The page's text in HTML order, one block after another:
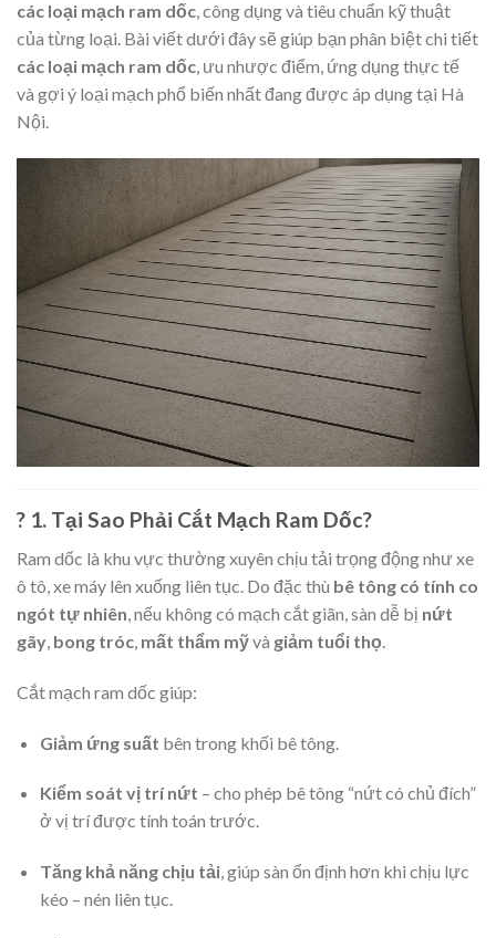
các loại mạch ram dốc, công dụng và tiêu chuẩn kỹ thuật
của từng loại. Bài viết dưới đây sẽ giúp bạn phân biệt chi tiết
các loại mạch ram dốc, ưu nhược điểm, ứng dụng thực tế
và gợi ý loại mạch phổ biến nhất đang được áp dụng tại Hà
Nội.
? 1. Tại Sao Phải Cắt Mạch Ram Dốc?
Ram dốc là khu vực thường xuyên chịu tải trọng động như xe
ô tô, xe máy lên xuống liên tục. Do đặc thù bê tông có tính co
ngót tự nhiên, nếu không có mạch cắt giãn, sàn dễ bị nứt
gãy, bong tróc, mất thẩm mỹvà giảm tuổi thọ.
Cắt mạch ram dốc giúp:
Giảm ứng suất bên trong khối bê tông.
Kiểm soát vị trí nứt – cho phép bê tông “nứt có chủ đích”
ở vị trí được tính toán trước.
Tăng khả năng chịu tải, giúp sàn ổn định hơn khi chịu lực
kéo – nén liên tục.